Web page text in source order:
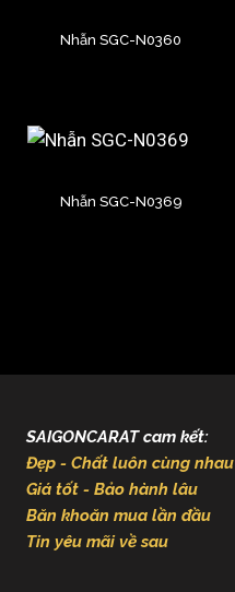
Nhẫn SGC-N0360
Nhẫn SGC-N0369
SAIGONCARAT cam kết:
Đẹp - Chất luôn cùng nhau
Giá tốt - Bảo hành lâu
Băn khoăn mua lần đầu
Tin yêu mãi về sau